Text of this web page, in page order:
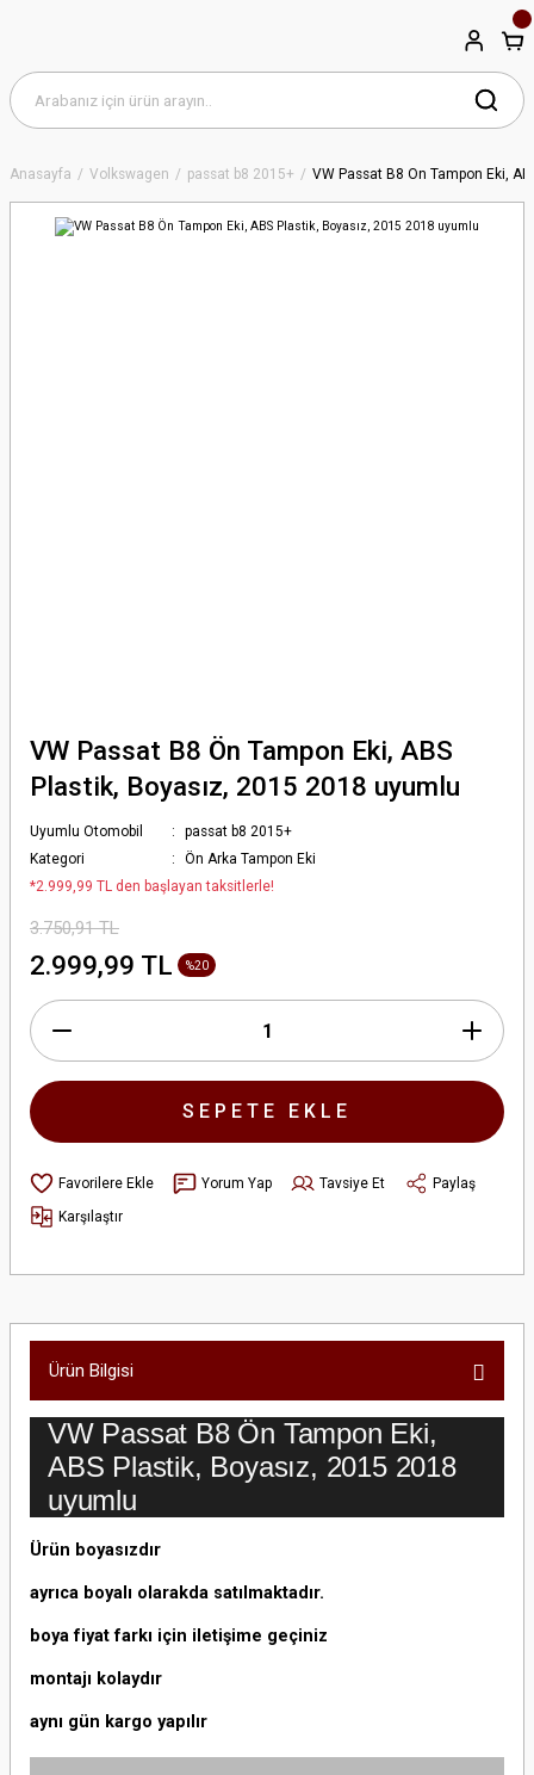
Anasayfa Volkswagen passat b8 2015+ VW Passat B8 Ön Tampon Eki,
VW Passat B8 Ön Tampon Eki, ABS
Plastik, Boyasız, 2015 2018 uyumlu
Uyumlu Otomobil
passat b8 2015+
Kategori
Ön Arka Tampon Eki
*2.999,99 TL den başlayan taksitlerle!
3.750,91 TL
2.999,99 TL %20
SEPETE EKLE
Yorum Yap Tavsiye Et
Paylaş
Karşılaştır
Ürün Bilgisi
VW Passat B8 Ön Tampon Eki,
ABS Plastik, Boyasız, 2015 2018
uyumlu
Ürün boyasızdır
ayrıca boyalı olarakda satılmaktadır.
boya fiyat farkı için iletişime geçiniz
montajı kolaydır
aynı gün kargo yapılır